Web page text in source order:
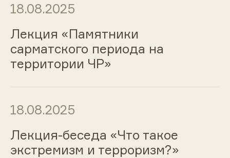
18.08.2025
Лекция «Памятники
сарматского периода на
территории ЧР»
18.08.2025
Лекция-беседа «Что такое
экстремизм и терроризм?»